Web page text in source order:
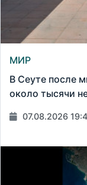
МИР
В Сеуте после
около тысячи
07.08.2026